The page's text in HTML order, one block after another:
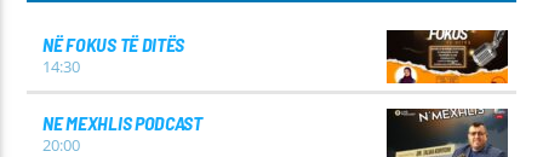
NË FOKUS TË DITËS
14:30
NE MEXHLIS PODCAST
20:00